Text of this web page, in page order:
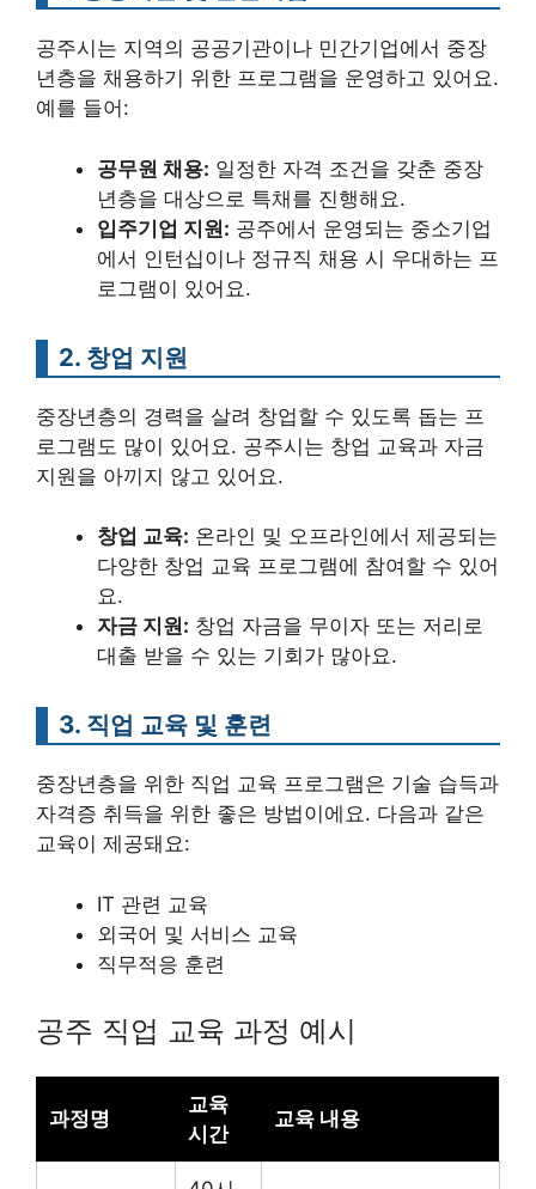
공주시는 지역의 공공기관이나 민간기업에서 중장
년층을 채용하기 위한 프로그램을 운영하고 있어요.
예를 들어:
공무원 채용: 일정한 자격 조건을 갖춘 중장
년층을 대상으로 특채를 진행해요.
입주기업 지원: 공주에서 운영되는 중소기업
에서 인턴십이나 정규직 채용 시 우대하는 프
로그램이 있어요.
2. 창업 지원
중장년층의 경력을 살려 창업할 수 있도록 돕는 프
로그램도 많이 있어요. 공주시는 창업 교육과 자금
지원을 아끼지 않고 있어요.
창업 교육: 온라인 및 오프라인에서 제공되는
다양한 창업 교육 프로그램에 참여할 수 있어
요.
자금 지원: 창업 자금을 무이자 또는 저리로
대출 받을 수 있는 기회가 많아요.
3. 직업 교육 및 훈련
중장년층을 위한 직업 교육 프로그램은 기술 습득과
자격증 취득을 위한 좋은 방법이에요. 다음과 같은
교육이 제공돼요:
IT 관련 교육
외국어 및 서비스 교육
직무적응 훈련
공주 직업 교육 과정 예시
과정명
교육
시간
교육 내용